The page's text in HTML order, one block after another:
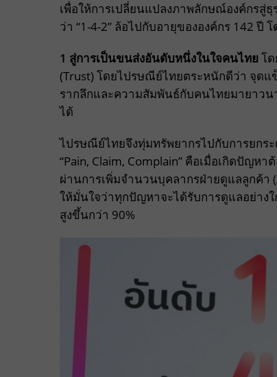
เพื่อให้การเปลี่ยนแปลงภาพลักษณ์องค์กรสู่
ว่า “1-4-2” ล้อไปกับอายุขององค์กร 142 ปี
1 สู่การเป็นขนส่งอันดับหนึ่งในใจคนไทย โ
(Trust) โดยไปรษณีย์ไทยตระหนักดีว่า จุดแ
รากลึกและความสัมพันธ์กับคนไทยมายาว
ได้
ไปรษณีย์ไทยจึงทุ่มทรัพยากรไปกับการยกร
“Pain, Claim, Complain” คือเมื่อเกิดปัญ
ผ่านการเพิ่มจำนวนบุคลากรฝ่ายดูแลลูกค้า
ให้มั่นใจว่าทุกปัญหาจะได้รับการดูแลอย่าง
สูงขึ้นกว่า 90%